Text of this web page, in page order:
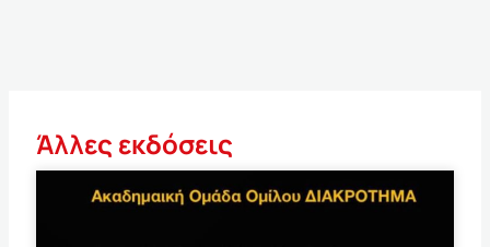
Άλλες εκδόσεις